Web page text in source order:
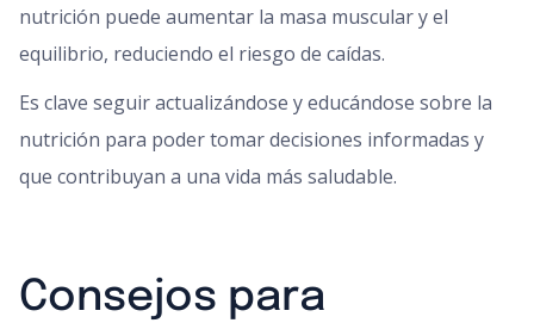
nutrición puede aumentar la masa muscular y el
equilibrio, reduciendo el riesgo de caídas.
Es clave seguir actualizándose y educándose sobre la
nutrición para poder tomar decisiones informadas y
que contribuyan a una vida más saludable.
Consejos para